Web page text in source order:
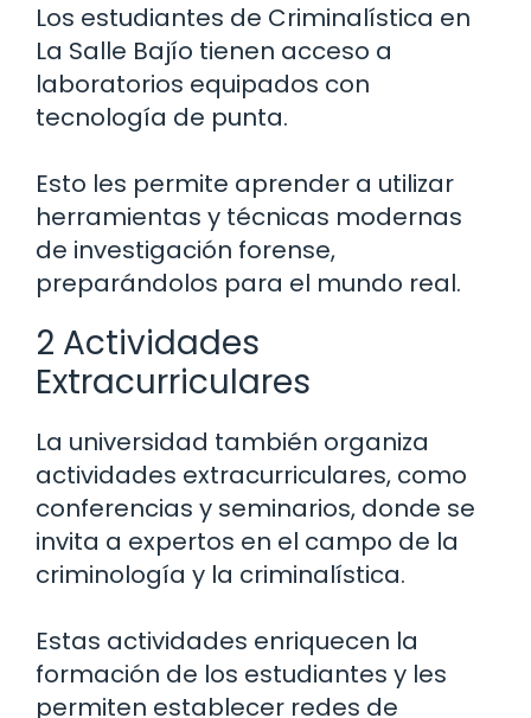
Los estudiantes de Criminalística en
La Salle Bajío tienen acceso a
laboratorios equipados con
tecnología de punta.
Esto les permite aprender a utilizar
herramientas y técnicas modernas
de investigación forense,
preparándolos para el mundo real.
2 Actividades
Extracurriculares
La universidad también organiza
actividades extracurriculares, como
conferencias y seminarios, donde se
invita a expertos en el campo de la
criminología y la criminalística.
Estas actividades enriquecen la
formación de los estudiantes y les
permiten establecer redes de